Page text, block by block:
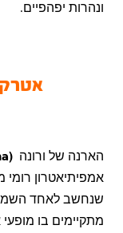
ונהרות יפהפיים.
הארנה של ורונה (Arena di Verona)
אמפיתיאטרון
שנחשב לאחד
מתקיימים בו